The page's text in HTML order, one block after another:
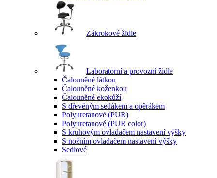
Zákrokové židle
Laboratorní a provozní židle
Čalouněné látkou
Čalouněné koženkou
Čalouněné ekokůží
S dřevěným sedákem a opěrákem
Polyuretanové (PUR)
Polyuretanové (PUR color)
S kruhovým ovladačem nastavení výšky
S nožním ovladačem nastavení výšky
Sedlové